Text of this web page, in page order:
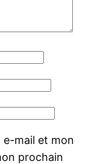
mail et mon
prochain